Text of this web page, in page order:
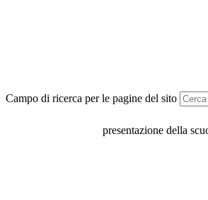
Campo di ricerca per le pagine del sito
presentazione della